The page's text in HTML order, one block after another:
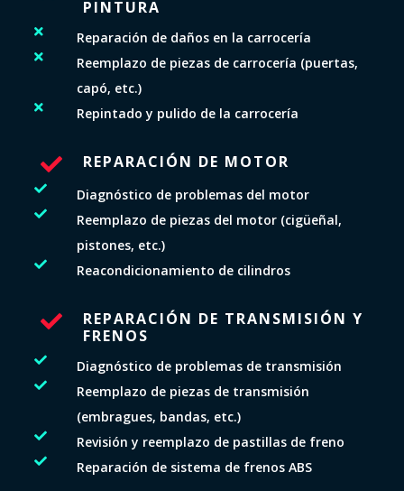
PINTURA
 Reparación de daños en la carrocería

Reemplazo de piezas de carrocería (puertas,
capó, etc.)
 Repintado y pulido de la carrocería
 REPARACIÓN DE MOTOR
 Diagnóstico de problemas del motor

Reemplazo de piezas del motor (cigüeñal,
pistones, etc.)
 Reacondicionamiento de cilindros

REPARACIÓN DE TRANSMISIÓN Y
FRENOS
 Diagnóstico de problemas de transmisión

Reemplazo de piezas de transmisión
(embragues, bandas, etc.)
 Revisión y reemplazo de pastillas de freno
 Reparación de sistema de frenos ABS